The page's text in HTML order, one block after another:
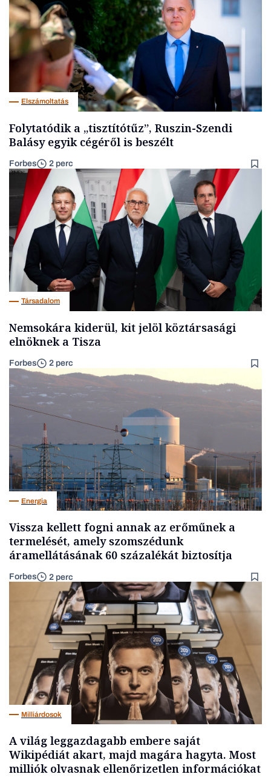
Elszámoltatás
Folytatódik a „tisztítótűz”, Ruszin-Szendi
Balásy egyik cégéről is beszélt
Forbes 2 perc
Társadalom
Nemsokára kiderül, kit jelöl köztársasági
elnöknek a Tisza
Forbes 2 perc
Energia
Vissza kellett fogni annak az erőműnek a
termelését, amely szomszédunk
áramellátásának 60 százalékát biztosítja
Forbes 2 perc
Milliárdosok
A világ leggazdagabb embere saját
Wikipédiát akart, majd magára hagyta. Most
milliók olvasnak ellenőrizetlen információkat